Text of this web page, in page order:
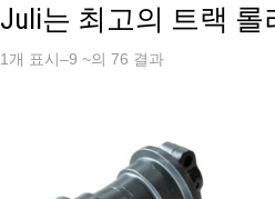
Juli는 최고의 트랙
1개 표시–9 ~의 76 결과